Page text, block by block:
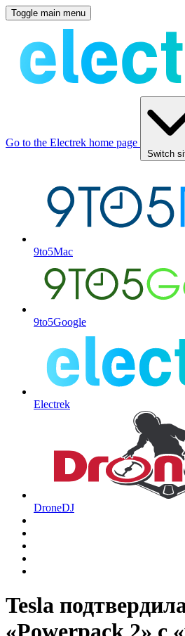
Toggle main menu
Go to the Electrek home page
Switch
9to5Mac
9to5Google
Electrek
DroneDJ
Tesla